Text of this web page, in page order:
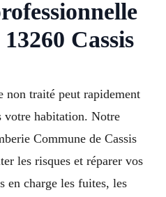
Cassis
non traité peut rapidement
votre habitation. Notre
Commune de Cassis
les risques et réparer vos
en charge les fuites, les